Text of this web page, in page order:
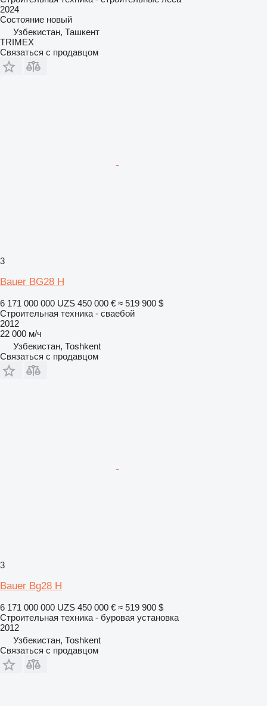
2024
Состояние новый
Узбекистан, Ташкент
TRIMEX
Связаться с продавцом
3
Bauer BG28 H
6 171 000 000 UZS 450 000 € ≈ 519 900 $
Строительная техника - сваебой
2012
22 000 м/ч
Узбекистан, Тоshkent
Связаться с продавцом
3
Bauer Bg28 H
6 171 000 000 UZS 450 000 € ≈ 519 900 $
Строительная техника - буровая установка
2012
Узбекистан, Тоshkent
Связаться с продавцом